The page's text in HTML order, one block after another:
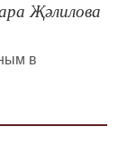
Җәлилова
в